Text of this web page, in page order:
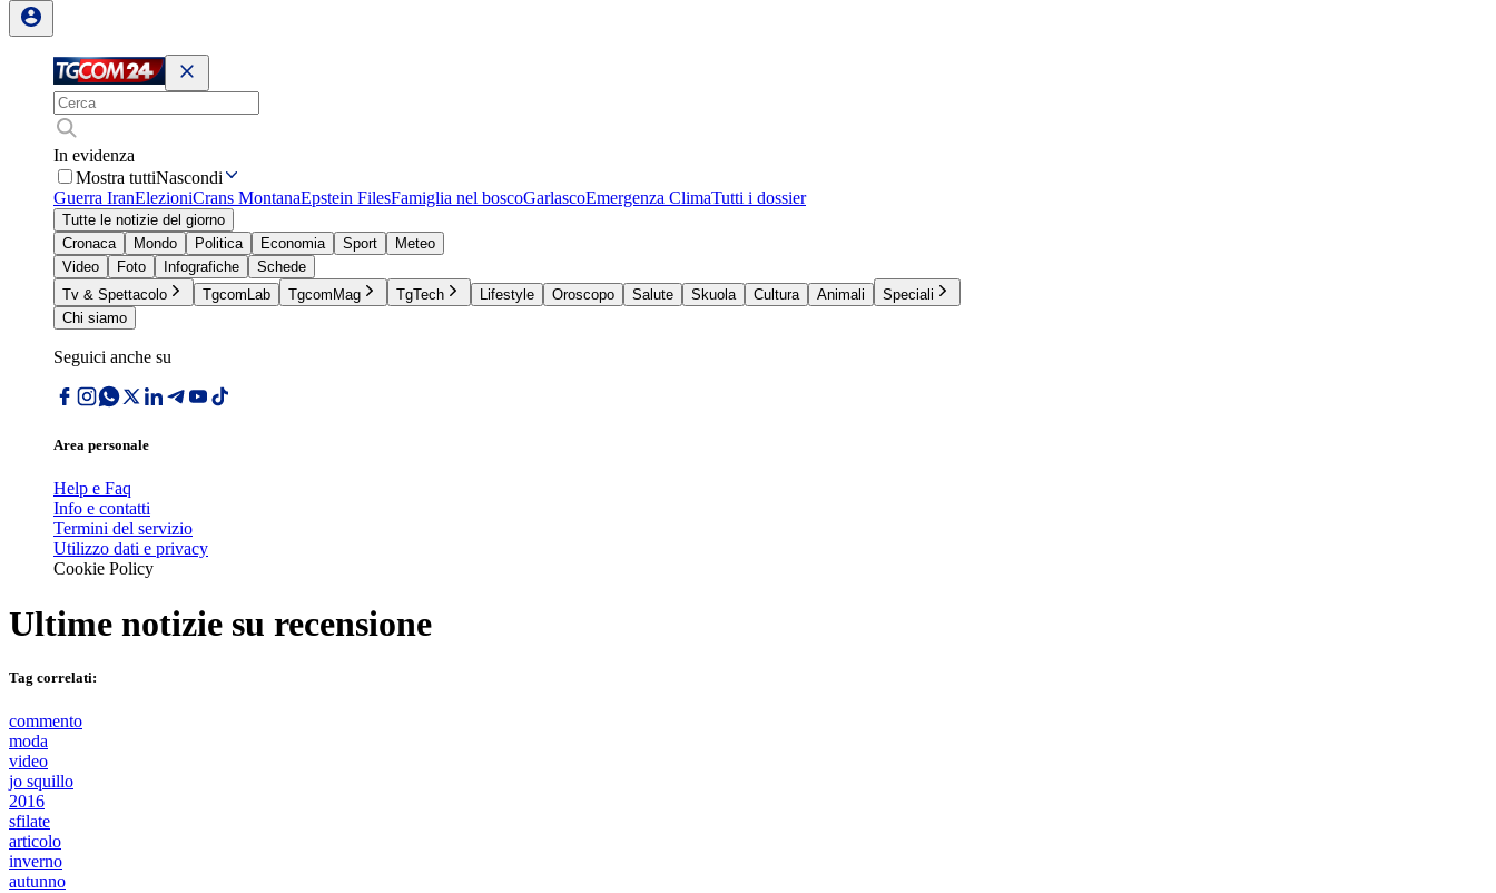
In evidenza
Mostra tuttiNascondi
Guerra IranElezioniCrans MontanaEpstein FilesFamiglia nel boscoGarlascoEmergenza ClimaTutti i dossier
Tutte le notizie del giorno
Cronaca
Mondo Politica Economia Sport
Meteo
Video
Foto Infografiche
Schede
Tv & Spettacolo
TgcomLab TgcomMag TgTech Lifestyle Oroscopo Salute Skuola Cultura Animali
Speciali
Chi siamo
Seguici anche su
Area personale
Help e Faq
Info e contatti
Termini del servizio
Utilizzo dati e privacy
Cookie Policy
Ultime notizie su recensione
Tag correlati:
commento
moda
video
jo squillo
2016
sfilate
articolo
inverno
autunno